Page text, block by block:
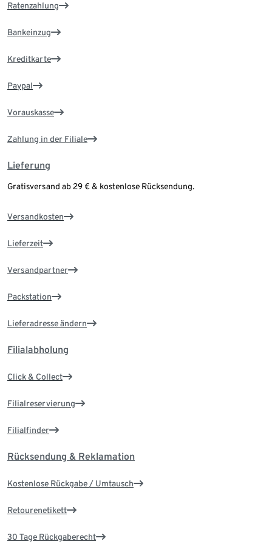
Ratenzahlung
Bankeinzug
Kreditkarte
Paypal
Vorauskasse
Zahlung in der Filiale
Lieferung
Gratisversand ab 29 € & kostenlose Rücksendung.
Versandkosten
Lieferzeit
Versandpartner
Packstation
Lieferadresse ändern
Filialabholung
Click & Collect
Filialreservierung
Filialfinder
Rücksendung & Reklamation
Kostenlose Rückgabe / Umtausch
Retourenetikett
30 Tage Rückgaberecht